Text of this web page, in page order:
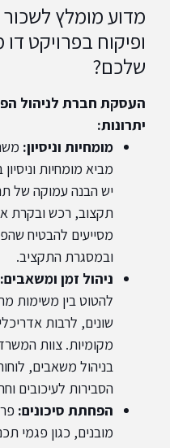
מדוע מומלץ
ופיקוח בפרויקט
שלכם?
העסקת חברת לניהול
יתרונות:
מומחיות וניסיון:
מביא מומחיות
יש הבנה עמוקה של
תקצוב, רכש ובקרת
מסייעים להבטיח
ובמסגרת התקציב.
ניהול זמן ומשאבים:
להטוט בין משימות
שונים, לרבות
מקומיות. צוות
בניהול משאבים,
הסבירות לעיכובים
הפחתת סיכונים:
מובנים, כגון פגמי